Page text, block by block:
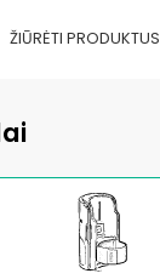
ŽIŪRĖTI PRODUKTUS